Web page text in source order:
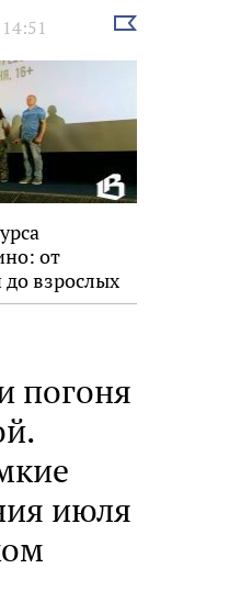
Выбрать
от
взрослых
погоня
июля